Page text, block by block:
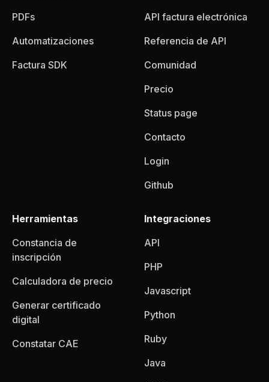
PDFs
Automatizaciones
Factura SDK
API factura electrónica
Referencia de API
Comunidad
Precio
Status page
Contacto
Login
Github
Herramientas
Constancia de
inscripción
Calculadora de precio
Generar certificado
digital
Constatar CAE
Integraciones
API
PHP
Javascript
Python
Ruby
Java